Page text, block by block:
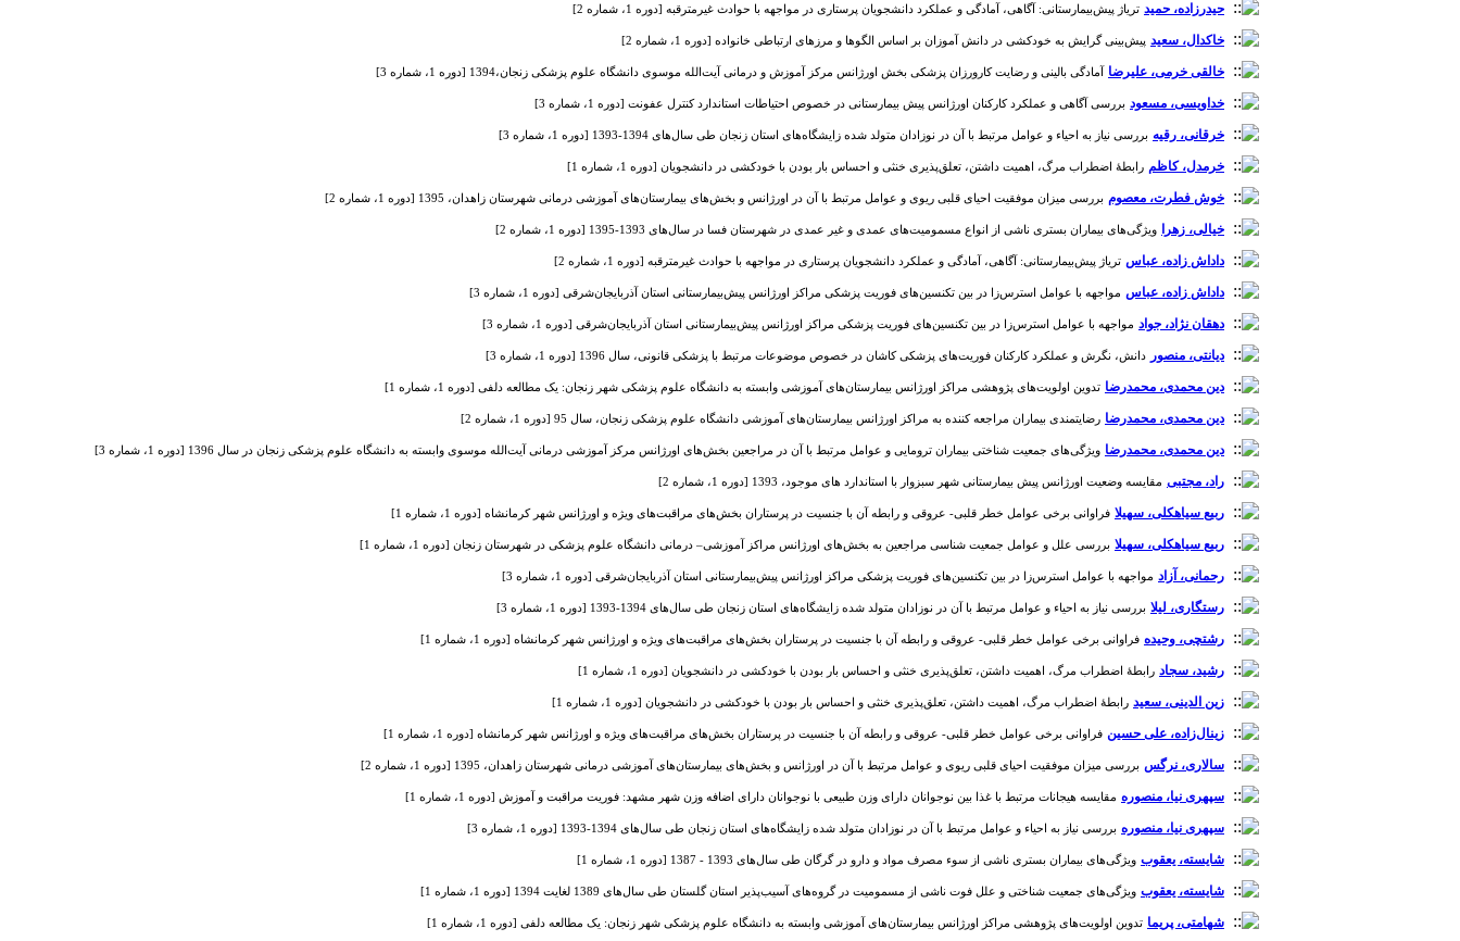
حیدرزاده، حمید تریاژ پیش‌بیمارستانی: آگاهی، آمادگی و عملکرد دانشجویان پرستاری در مواجهه با حوادث غیرمترقبه [دوره 1، شماره 2]
خاکدال، سعید پیش‌بینی گرایش به خودکشی در دانش آموزان بر اساس الگوها و مرزهای ارتباطی خانواده [دوره 1، شماره 2]
خالقی خرمی، علیرضا آمادگی بالینی و رضایت کارورزان پزشکی بخش اورژانس مرکز آموزش و درمانی آیت‌الله موسوی دانشگاه علوم پزشکی زنجان،1394 [دوره 1، شماره 3]
خداویسی، مسعود بررسی آگاهی و عملکرد کارکنان اورژانس پیش بیمارستانی در خصوص احتیاطات استاندارد کنترل عفونت [دوره 1، شماره 3]
خرقانی، رقیه بررسی نیاز به احیاء و عوامل مرتبط با آن در نوزادان متولد شده زایشگاه‌های استان زنجان طی سال‌های 1394-1393 [دوره 1، شماره 3]
خرمدل، کاظم رابطۀ اضطراب مرگ، اهمیت داشتن، تعلق‌پذیری خنثی و احساس بار بودن با خودکشی در دانشجویان [دوره 1، شماره 1]
خوش فطرت، معصوم بررسی میزان موفقیت احیای قلبی ریوی و عوامل مرتبط با آن در اورژانس و بخش‌های بیمارستان‌های آموزشی درمانی شهرستان زاهدان، 1395 [دوره 1، شماره 2]
خیالی، زهرا ویژگی‌های بیماران بستری ناشی از انواع مسمومیت‌های عمدی و غیر عمدی در شهرستان فسا در سال‌های 1393-1395 [دوره 1، شماره 2]
داداش زاده، عباس تریاژ پیش‌بیمارستانی: آگاهی، آمادگی و عملکرد دانشجویان پرستاری در مواجهه با حوادث غیرمترقبه [دوره 1، شماره 2]
داداش زاده، عباس مواجهه با عوامل استرس‌زا در بین تکنسین‌های فوریت پزشکی مراکز اورژانس پیش‌بیمارستانی استان آذربایجان‌شرقی [دوره 1، شماره 3]
دهقان نژاد، جواد مواجهه با عوامل استرس‌زا در بین تکنسین‌های فوریت پزشکی مراکز اورژانس پیش‌بیمارستانی استان آذربایجان‌شرقی [دوره 1، شماره 3]
دیانتی، منصور دانش، نگرش و عملکرد کارکنان فوریت‌های پزشکی کاشان در خصوص موضوعات مرتبط با پزشکی قانونی، سال 1396 [دوره 1، شماره 3]
دین محمدی، محمدرضا تدوین اولویت‌های پژوهشی مراکز اورژانس بیمارستان‌های آموزشی وابسته به دانشگاه علوم پزشکی شهر زنجان: یک مطالعه دلفی [دوره 1، شماره 1]
دین محمدی، محمدرضا رضایتمندی بیماران مراجعه کننده به مراکز اورژانس بیمارستان‌های آموزشی دانشگاه علوم پزشکی زنجان، سال 95 [دوره 1، شماره 2]
دین محمدی، محمدرضا ویژگی‌های جمعیت شناختی بیماران ترومایی و عوامل مرتبط با آن در مراجعین بخش‌های اورژانس مرکز آموزشی درمانی آیت‌الله موسوی وابسته به دانشگاه علوم پزشکی زنجان در سال 1396 [دوره 1، شماره 3]
راد، مجتبی مقایسه وضعیت اورژانس پیش بیمارستانی شهر سبزوار با استاندارد های موجود، 1393 [دوره 1، شماره 2]
ربیع سیاهکلی، سهیلا فراوانی برخی عوامل خطر قلبی- عروقی و رابطه آن با جنسیت در پرستاران بخش‌های مراقبت‌های ویژه و اورژانس شهر کرمانشاه [دوره 1، شماره 1]
ربیع سیاهکلی، سهیلا بررسی علل و عوامل جمعیت شناسی مراجعین به بخش‌های اورژانس مراکز آموزشی‌– درمانی دانشگاه علوم پزشکی در شهرستان زنجان [دوره 1، شماره 1]
رحمانی، آزاد مواجهه با عوامل استرس‌زا در بین تکنسین‌های فوریت پزشکی مراکز اورژانس پیش‌بیمارستانی استان آذربایجان‌شرقی [دوره 1، شماره 3]
رستگاری، لیلا بررسی نیاز به احیاء و عوامل مرتبط با آن در نوزادان متولد شده زایشگاه‌های استان زنجان طی سال‌های 1394-1393 [دوره 1، شماره 3]
رشتچی، وحیده فراوانی برخی عوامل خطر قلبی- عروقی و رابطه آن با جنسیت در پرستاران بخش‌های مراقبت‌های ویژه و اورژانس شهر کرمانشاه [دوره 1، شماره 1]
رشید، سجاد رابطۀ اضطراب مرگ، اهمیت داشتن، تعلق‌پذیری خنثی و احساس بار بودن با خودکشی در دانشجویان [دوره 1، شماره 1]
زین الدینی، سعید رابطۀ اضطراب مرگ، اهمیت داشتن، تعلق‌پذیری خنثی و احساس بار بودن با خودکشی در دانشجویان [دوره 1، شماره 1]
زینال‌زاده، علی حسین فراوانی برخی عوامل خطر قلبی- عروقی و رابطه آن با جنسیت در پرستاران بخش‌های مراقبت‌های ویژه و اورژانس شهر کرمانشاه [دوره 1، شماره 1]
سالاری، نرگس بررسی میزان موفقیت احیای قلبی ریوی و عوامل مرتبط با آن در اورژانس و بخش‌های بیمارستان‌های آموزشی درمانی شهرستان زاهدان، 1395 [دوره 1، شماره 2]
سپهری نیا، منصوره مقایسه هیجانات مرتبط با غذا بین نوجوانان دارای وزن طبیعی با نوجوانان دارای اضافه وزن شهر مشهد: فوریت مراقبت و آموزش [دوره 1، شماره 1]
سپهری نیا، منصوره بررسی نیاز به احیاء و عوامل مرتبط با آن در نوزادان متولد شده زایشگاه‌های استان زنجان طی سال‌های 1394-1393 [دوره 1، شماره 3]
شایسته، یعقوب ویژگی‌های بیماران بستری ناشی از سوء مصرف مواد و دارو در گرگان طی سال‌های 1393 - 1387 [دوره 1، شماره 1]
شایسته، یعقوب ویژگی‌های جمعیت شناختی و علل فوت ناشی از مسمومیت در گروه‌های آسیب‌پذیر استان گلستان طی سال‌های 1389 لغایت 1394 [دوره 1، شماره 1]
شهامتی، پریما تدوین اولویت‌های پژوهشی مراکز اورژانس بیمارستان‌های آموزشی وابسته به دانشگاه علوم پزشکی شهر زنجان: یک مطالعه دلفی [دوره 1، شماره 1]